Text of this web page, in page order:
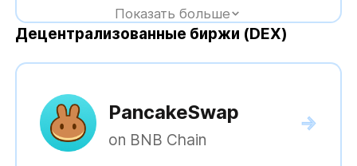
Показать больше
Децентрализованные биржи (DEX)
PancakeSwap
on BNB Chain